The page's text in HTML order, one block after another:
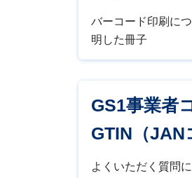
バーコード印刷に
明した冊子
GS1事業者
GTIN（JAN
よくいただく質問